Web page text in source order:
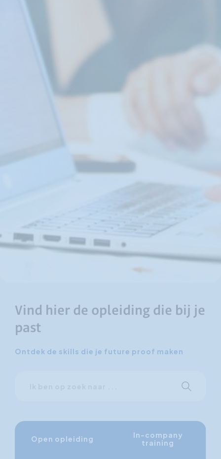
Vind hier de opleiding die bij je
past
Ontdek de skills die je future proof maken
Start met
Open opleiding
In-company
training